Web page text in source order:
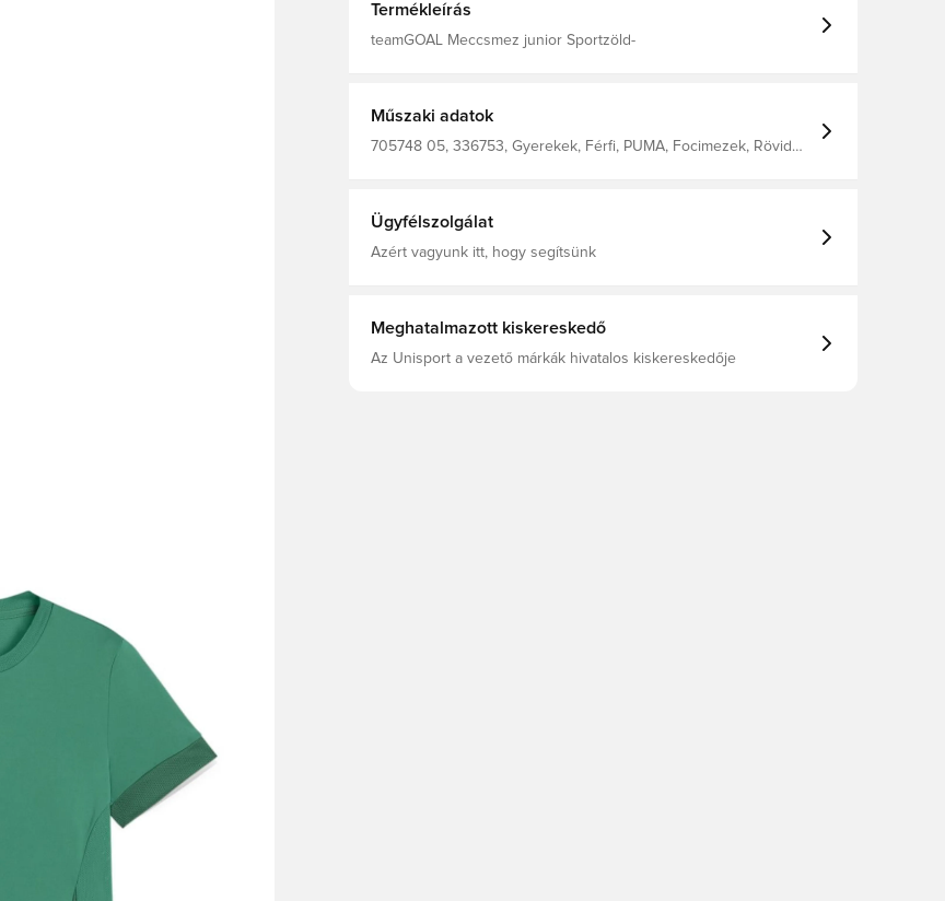
Termékleírás
teamGOAL Meccsmez junior Sportzöld-
Műszaki adatok
705748 05, 336753, Gyerekek, Férfi, PUMA, Focimezek, Rövid
Ügyfélszolgálat
Azért vagyunk itt, hogy segítsünk
Meghatalmazott kiskereskedő
Az Unisport a vezető márkák hivatalos kiskereskedője